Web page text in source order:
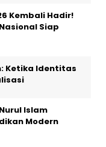
Kembali Hadir!
Siap
Ketika Identitas
Islam
Modern